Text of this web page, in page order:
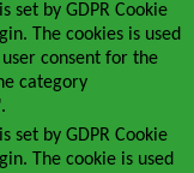
set by GDPR Cookie
The cookies is used
consent for the
category
set by GDPR Cookie
The cookie is used